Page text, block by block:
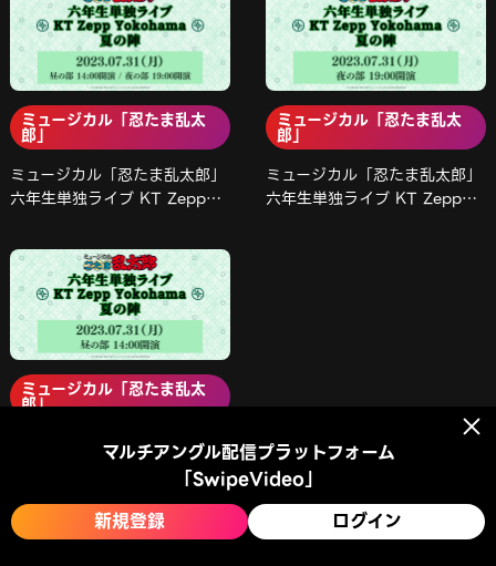
マルチアングル配信プラットフォーム
「SwipeVideo」
新規登録
ログイン
ミュージカル「忍たま乱太
郎」
ミュージカル「忍たま乱太郎」
六年生単独ライブ KT Zepp
し券】
ミュージカル「忍たま乱太
郎」
ミュージカル「忍たま乱太郎」
六年生単独ライブ KT Zepp
ミュージカル「忍たま乱太
郎」
ミュージカル「忍たま乱太郎」
六年生単独ライブ KT Zepp
Yokohama 夏の陣【昼の部】